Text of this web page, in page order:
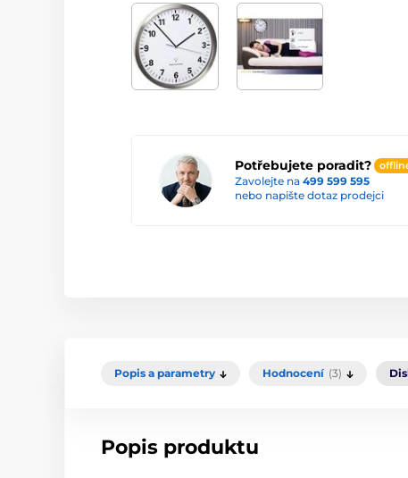
Potřebujete poradit?
Zavolejte na 499 599 595
nebo napište dotaz prodejci
Popis a parametry Hodnocení (3)
Popis produktu